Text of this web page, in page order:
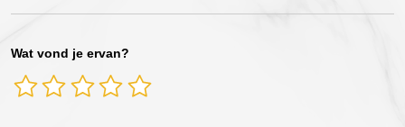
Wat vond je ervan?